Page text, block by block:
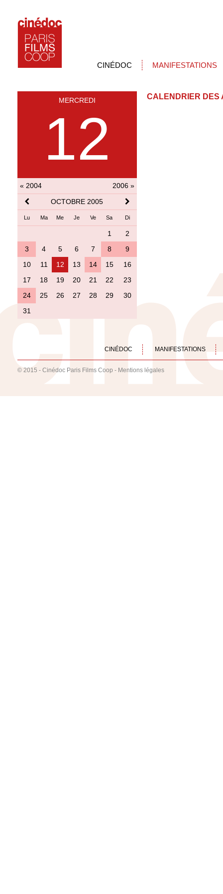
CINÉDOC MANIFESTATIONS
MERCREDI
12
« 2004
2006 »
OCTOBRE 2005
Lu Ma Me Je Ve Sa Di
1
2
3
4 5 6 7 8
9
10
11 12 13 14 15
16
17
18 19 20 21 22
23
24
25 26 27 28 29
30
31
CALENDRIER DES
CINÉDOC MANIFESTATIONS
© 2015 - Cinédoc Paris Films Coop - Mentions légales